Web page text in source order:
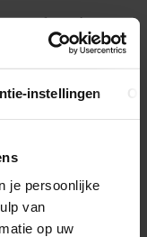
instellingen
je persoonlijke
van
op uw
van de BN’er.
belde Bart.